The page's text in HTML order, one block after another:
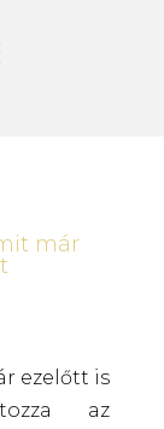
már
ezelőtt is
az